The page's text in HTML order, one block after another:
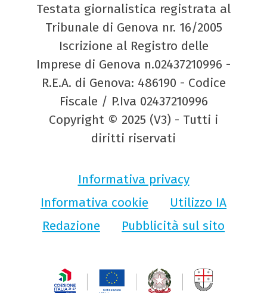
Testata giornalistica registrata al
Tribunale di Genova nr. 16/2005
Iscrizione al Registro delle
Imprese di Genova n.02437210996 -
R.E.A. di Genova: 486190 - Codice
Fiscale / P.Iva 02437210996
Copyright © 2025 (V3) - Tutti i
diritti riservati
Informativa privacy
Informativa cookie
Utilizzo IA
Redazione
Pubblicità sul sito